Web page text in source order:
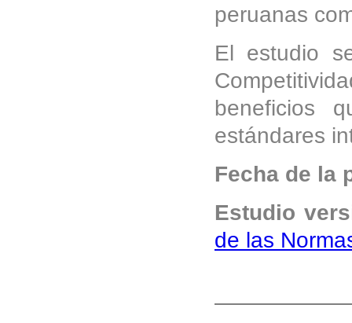
peruanas
El estudio
beneficios
estándares
Fecha de la
Estudio
de las